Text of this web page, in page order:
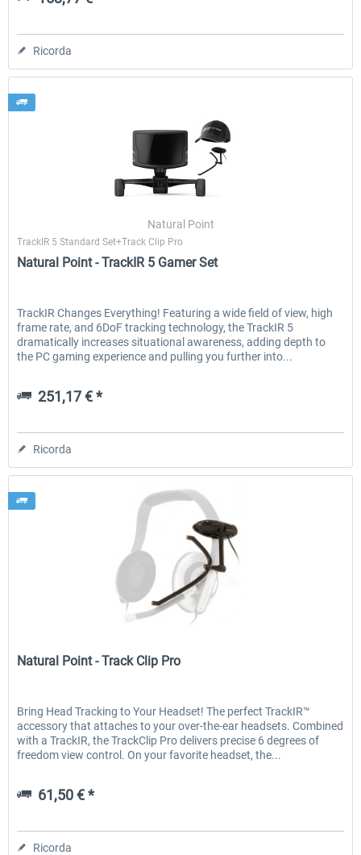
Ricorda
Natural Point
TrackIR 5 Standard Set+Track Clip Pro
Natural Point - TrackIR 5 Gamer Set
TrackIR Changes Everything! Featuring a wide field of view, high
frame rate, and 6DoF tracking technology, the TrackIR 5
dramatically increases situational awareness, adding depth to
the PC gaming experience and pulling you further into...
251,17 € *
Ricorda
Natural Point
Natural Point - Track Clip Pro
Bring Head Tracking to Your Headset! The perfect TrackIR™
accessory that attaches to your over-the-ear headsets. Combined
with a TrackIR, the TrackClip Pro delivers precise 6 degrees of
freedom view control. On your favorite headset, the...
61,50 € *
Ricorda